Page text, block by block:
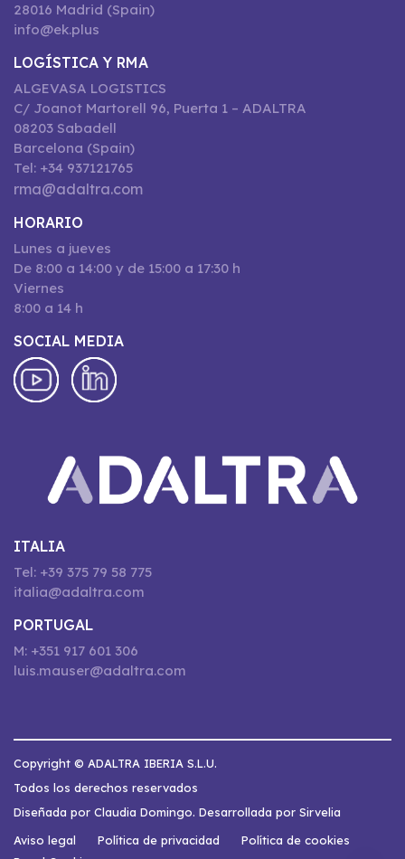
28016 Madrid (Spain)
info@ek.plus
LOGÍSTICA Y RMA
ALGEVASA LOGISTICS
C/ Joanot Martorell 96, Puerta 1 – ADALTRA
08203 Sabadell
Barcelona (Spain)
Tel: +34 937121765
rma@adaltra.com
HORARIO
Lunes a jueves
De 8:00 a 14:00 y de 15:00 a 17:30 h
Viernes
8:00 a 14 h
SOCIAL MEDIA
ITALIA
Tel: +39 375 79 58 775
italia@adaltra.com
PORTUGAL
M: +351 917 601 306
luis.mauser@adaltra.com
Copyright © ADALTRA IBERIA S.L.U.
Todos los derechos reservados
Diseñada por Claudia Domingo. Desarrollada por Sirvelia
Aviso legal
Política de privacidad
Política de cookies